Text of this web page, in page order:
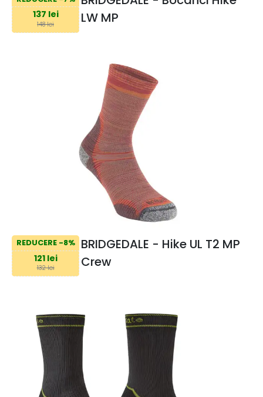
137 lei
148 lei
LW MP
REDUCERE -8%
121 lei
132 lei
BRIDGEDALE - Hike UL T2 MP
Crew